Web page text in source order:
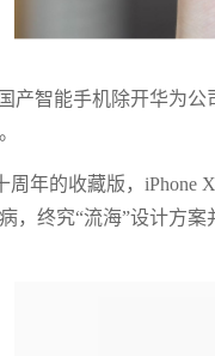
产智能手机除开华为
周年的收藏版，
，终究“流海”设计方案